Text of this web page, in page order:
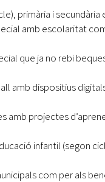
primària i secundària
amb escolaritat
que ja no rebi
amb dispositius
amb projectes
infantil (segon
com per als